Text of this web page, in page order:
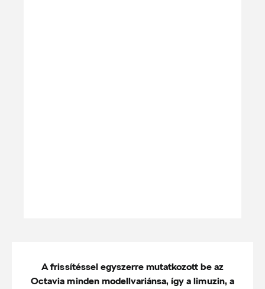
A frissítéssel egyszerre mutatkozott be az
Octavia minden modellvariánsa, így a limuzin, a